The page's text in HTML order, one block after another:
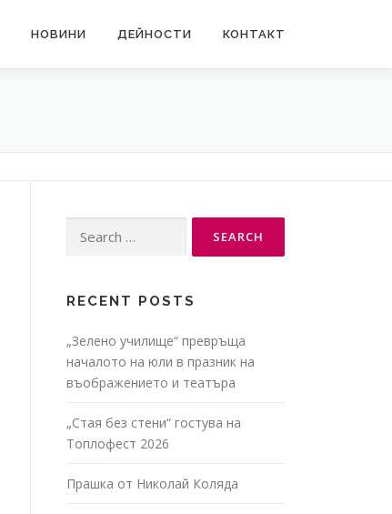
НОВИНИ ДЕЙНОСТИ КОНТАКТ
for:
RECENT POSTS
„Зелено училище“ превръща
началото на юли в празник на
въображението и театъра
„Стая без стени“ гостува на
Топлофест 2026
Прашка от Николай Коляда